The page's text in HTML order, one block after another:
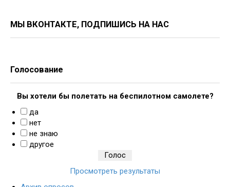
МЫ ВКОНТАКТЕ, ПОДПИШИСЬ НА НАС
Голосование
Вы хотели бы полетать на беспилотном самолете?
да
нет
не знаю
другое
Просмотреть результаты